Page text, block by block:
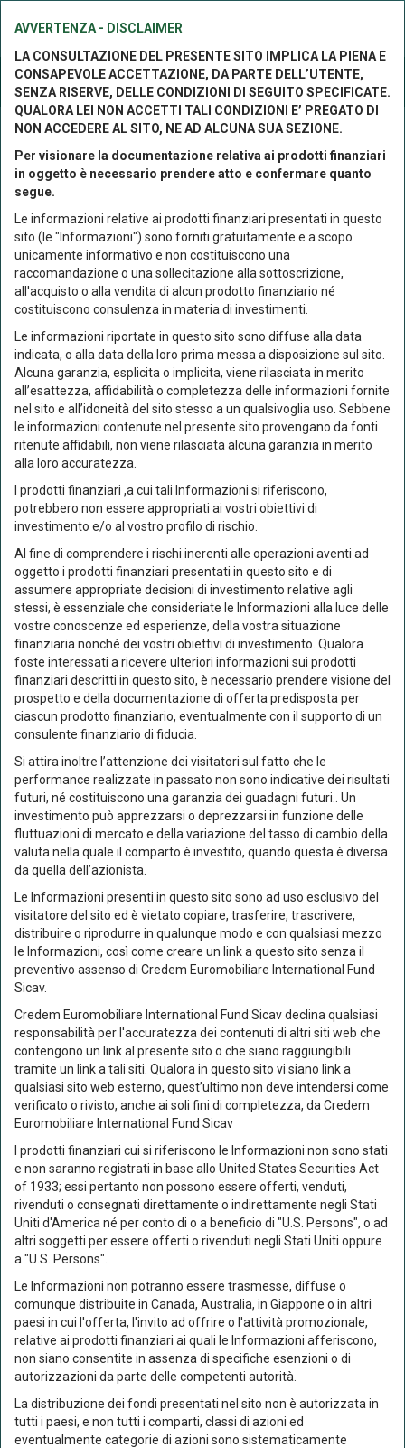
Prodotti
Eurofundlux Obiettivo 2029 B
Sicav Obbligazionari Flessibili Indicatore sintetico di rischio: 3
Storico valori quota Confronta Pdf
Ultima variazione
0,017 %
05/08/2026
LU1396748805
YTD 6M 1y 3y 5y 10y
Comparto
set '25 nov '25 gen '26 mar '26 mag '26 lug '26
2020 2025
0 %
Performance al 05/08/2026
Comparto
YTD 1,09%
1 mese 0,00%
3 mesi 1,15%
6 mesi 0,48%
Performance
Comparto
1 anno* 3,37%
3 anni* 11,55%
Rendimento medio annuo composto
Comparto
2 anni* 3,15%
3 anni* 3,71%
5 anni*
*dati aggiornati alla fine dell'ultimo trimestre solare (30/06/2026)
Caratteristiche
AVVERTENZA - DISCLAIMER
LA CONSULTAZIONE DEL PRESENTE SITO IMPLICA LA PIENA E
CONSAPEVOLE ACCETTAZIONE, DA PARTE DELL’UTENTE,
SENZA RISERVE, DELLE CONDIZIONI DI SEGUITO SPECIFICATE.
QUALORA LEI NON ACCETTI TALI CONDIZIONI E’ PREGATO DI
NON ACCEDERE AL SITO, NE AD ALCUNA SUA SEZIONE.
Per visionare la documentazione relativa ai prodotti finanziari
in oggetto è necessario prendere atto e confermare quanto
segue.
Le informazioni relative ai prodotti finanziari presentati in questo
sito (le "Informazioni") sono forniti gratuitamente e a scopo
unicamente informativo e non costituiscono una
raccomandazione o una sollecitazione alla sottoscrizione,
all'acquisto o alla vendita di alcun prodotto finanziario né
costituiscono consulenza in materia di investimenti.
Le informazioni riportate in questo sito sono diffuse alla data
indicata, o alla data della loro prima messa a disposizione sul sito.
Alcuna garanzia, esplicita o implicita, viene rilasciata in merito
all’esattezza, affidabilità o completezza delle informazioni fornite
nel sito e all’idoneità del sito stesso a un qualsivoglia uso. Sebbene
le informazioni contenute nel presente sito provengano da fonti
ritenute affidabili, non viene rilasciata alcuna garanzia in merito
alla loro accuratezza.
I prodotti finanziari ,a cui tali Informazioni si riferiscono,
potrebbero non essere appropriati ai vostri obiettivi di
investimento e/o al vostro profilo di rischio.
Al fine di comprendere i rischi inerenti alle operazioni aventi ad
oggetto i prodotti finanziari presentati in questo sito e di
assumere appropriate decisioni di investimento relative agli
stessi, è essenziale che consideriate le Informazioni alla luce delle
vostre conoscenze ed esperienze, della vostra situazione
finanziaria nonché dei vostri obiettivi di investimento. Qualora
foste interessati a ricevere ulteriori informazioni sui prodotti
finanziari descritti in questo sito, è necessario prendere visione del
prospetto e della documentazione di offerta predisposta per
ciascun prodotto finanziario, eventualmente con il supporto di un
consulente finanziario di fiducia.
Si attira inoltre l’attenzione dei visitatori sul fatto che le
performance realizzate in passato non sono indicative dei risultati
futuri, né costituiscono una garanzia dei guadagni futuri.. Un
investimento può apprezzarsi o deprezzarsi in funzione delle
fluttuazioni di mercato e della variazione del tasso di cambio della
valuta nella quale il comparto è investito, quando questa è diversa
da quella dell’azionista.
Le Informazioni presenti in questo sito sono ad uso esclusivo del
visitatore del sito ed è vietato copiare, trasferire, trascrivere,
distribuire o riprodurre in qualunque modo e con qualsiasi mezzo
le Informazioni, così come creare un link a questo sito senza il
preventivo assenso di Credem Euromobiliare International Fund
Sicav.
Credem Euromobiliare International Fund Sicav declina qualsiasi
responsabilità per l'accuratezza dei contenuti di altri siti web che
contengono un link al presente sito o che siano raggiungibili
tramite un link a tali siti. Qualora in questo sito vi siano link a
qualsiasi sito web esterno, quest’ultimo non deve intendersi come
verificato o rivisto, anche ai soli fini di completezza, da Credem
Euromobiliare International Fund Sicav
I prodotti finanziari cui si riferiscono le Informazioni non sono stati
e non saranno registrati in base allo United States Securities Act
of 1933; essi pertanto non possono essere offerti, venduti,
rivenduti o consegnati direttamente o indirettamente negli Stati
Uniti d'America né per conto di o a beneficio di "U.S. Persons", o ad
altri soggetti per essere offerti o rivenduti negli Stati Uniti oppure
a "U.S. Persons".
Le Informazioni non potranno essere trasmesse, diffuse o
comunque distribuite in Canada, Australia, in Giappone o in altri
paesi in cui l'offerta, l'invito ad offrire o l'attività promozionale,
relative ai prodotti finanziari ai quali le Informazioni afferiscono,
non siano consentite in assenza di specifiche esenzioni o di
autorizzazioni da parte delle competenti autorità.
La distribuzione dei fondi presentati nel sito non è autorizzata in
tutti i paesi, e non tutti i comparti, classi di azioni ed
eventualmente categorie di azioni sono sistematicamente